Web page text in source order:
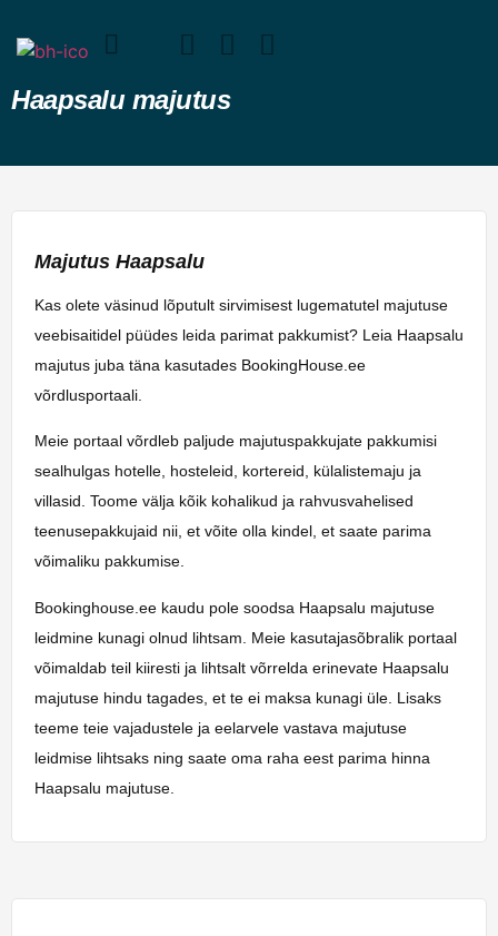
Haapsalu majutus
Majutus Haapsalu
Kas olete väsinud lõputult sirvimisest lugematutel majutuse
veebisaitidel püüdes leida parimat pakkumist? Leia Haapsalu
majutus juba täna kasutades BookingHouse.ee
võrdlusportaali.
Meie portaal võrdleb paljude majutuspakkujate pakkumisi
sealhulgas hotelle, hosteleid, kortereid, külalistemaju ja
villasid. Toome välja kõik kohalikud ja rahvusvahelised
teenusepakkujaid nii, et võite olla kindel, et saate parima
võimaliku pakkumise.
Bookinghouse.ee kaudu pole soodsa Haapsalu majutuse
leidmine kunagi olnud lihtsam. Meie kasutajasõbralik portaal
võimaldab teil kiiresti ja lihtsalt võrrelda erinevate Haapsalu
majutuse hindu tagades, et te ei maksa kunagi üle. Lisaks
teeme teie vajadustele ja eelarvele vastava majutuse
leidmise lihtsaks ning saate oma raha eest parima hinna
Haapsalu majutuse.